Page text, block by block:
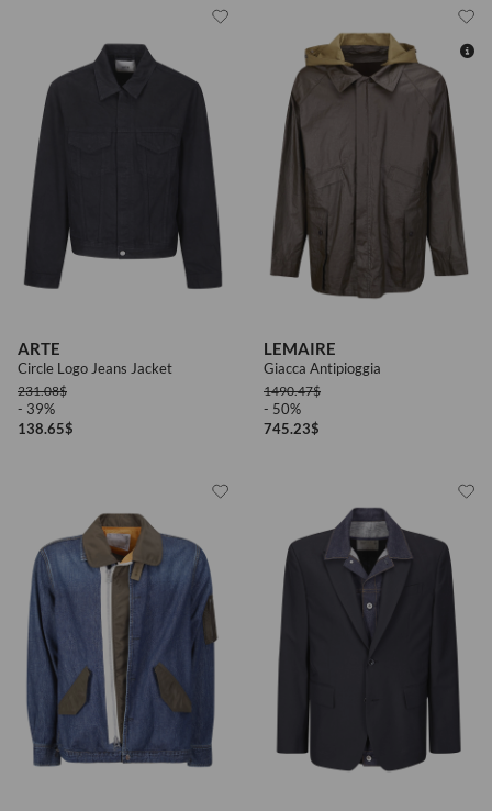
ARTE
Circle Logo Jeans Jacket
231.08$
- 39%
138.65$
LEMAIRE
Giacca Antipioggia
1490.47$
- 50%
745.23$